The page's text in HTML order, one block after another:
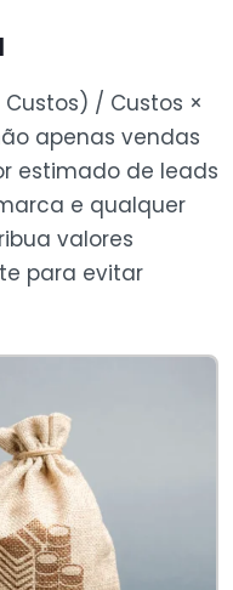
/ Custos ×
apenas vendas
estimado de leads
e qualquer
valores
para evitar